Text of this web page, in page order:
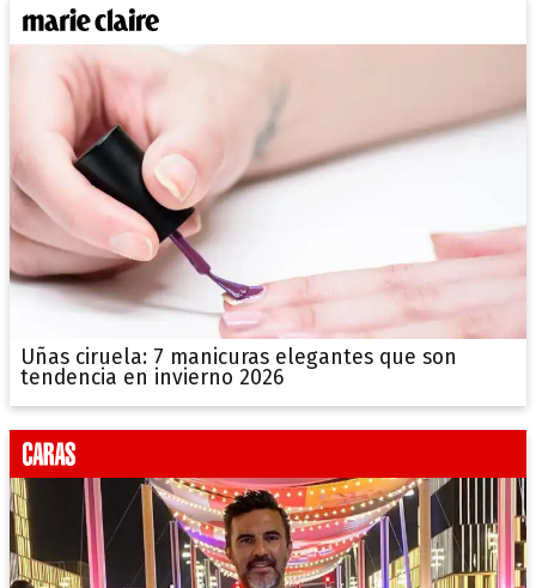
Uñas ciruela: 7 manicuras elegantes que son
tendencia en invierno 2026